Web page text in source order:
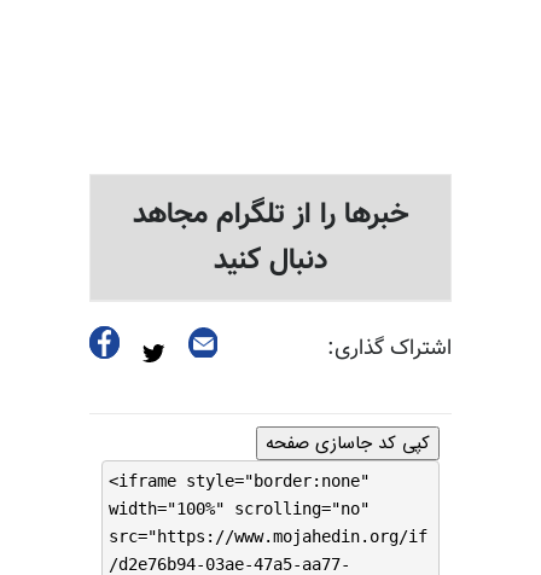
خبرها را از تلگرام مجاهد
دنبال کنید
اشتراک گذاری:
کپی کد جاسازی صفحه
<iframe style="border:none"
width="100%" scrolling="no"
src="https://www.mojahedin.org/if
/d2e76b94-03ae-47a5-aa77-